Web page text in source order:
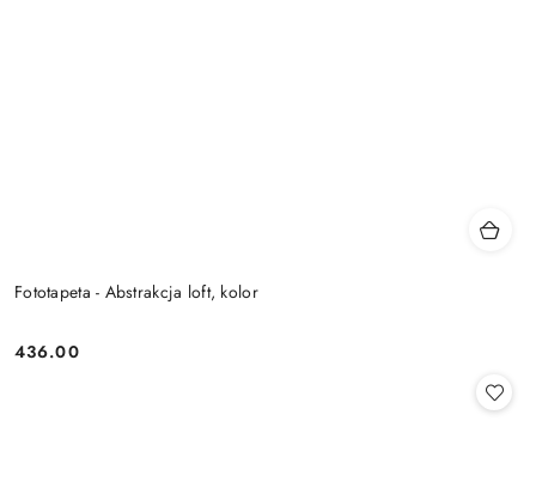
Fototapeta - Abstrakcja loft, kolor
Cena:
436.00